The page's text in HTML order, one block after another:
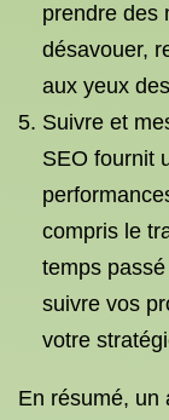
prendre des
désavouer,
aux yeux
Suivre et
SEO fournit
compris le
temps
suivre vos
votre
En résumé, un